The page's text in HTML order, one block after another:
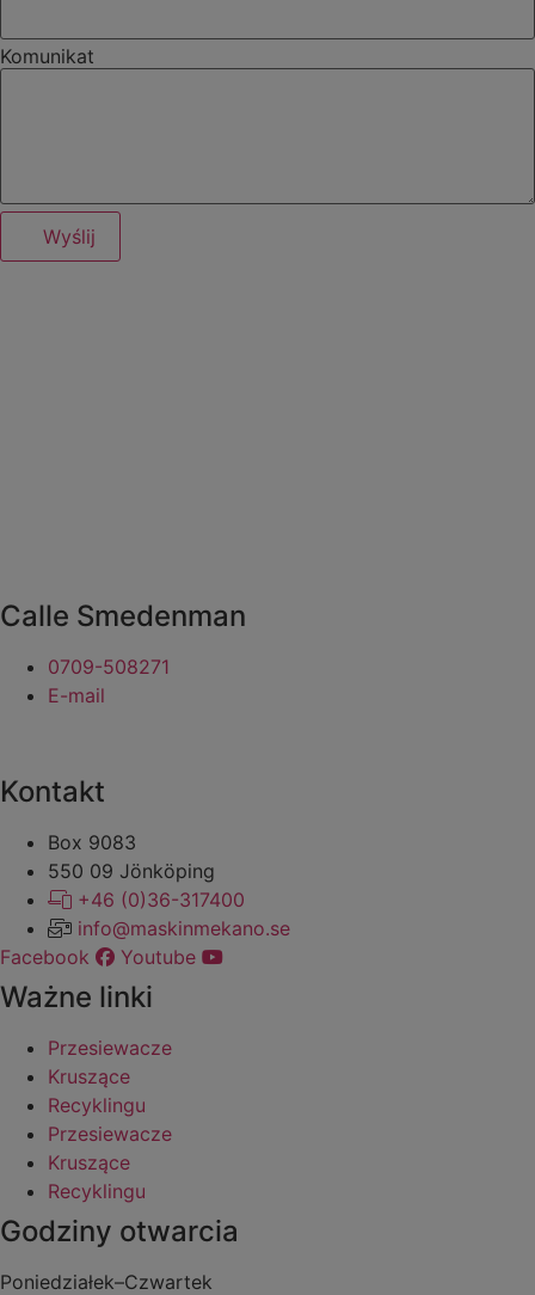
Komunikat
Wyślij
Calle Smedenman
​​​​​​​0709-508271
E-mail
Kontakt
Box 9083
​​​​​​​550 09 Jönköping
+46 (0)36-317400
info@maskinmekano.se
Facebook
Youtube
Ważne linki
Przesiewacze
Kruszące
Recyklingu
Przesiewacze
Kruszące
Recyklingu
Godziny otwarcia
Poniedziałek–Czwartek